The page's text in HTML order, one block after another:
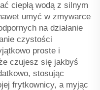
ciepłą wodą z silnym
umyć w zmywarce
na działanie
czystości
proste i
czujesz się jakbyś
stosując
frytkownicy, a myjąc